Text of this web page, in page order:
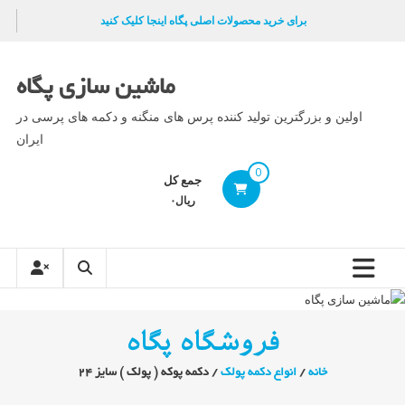
برای خرید محصولات اصلی پگاه اینجا کلیک کنید
ماشین سازی پگاه
اولین و بزرگترین تولید کننده پرس های منگنه و دکمه های پرسی در
ایران
0 جمع کل
ریال۰
فروشگاه پگاه
خانه / انواع دکمه پولک / دکمه پوکه ( پولک ) سایز ۲۴